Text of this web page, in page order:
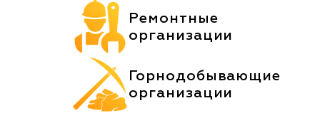
Ремонтные
организации
Горнодобывающие
организации